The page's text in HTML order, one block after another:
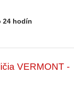
24 hodín
VERMONT -